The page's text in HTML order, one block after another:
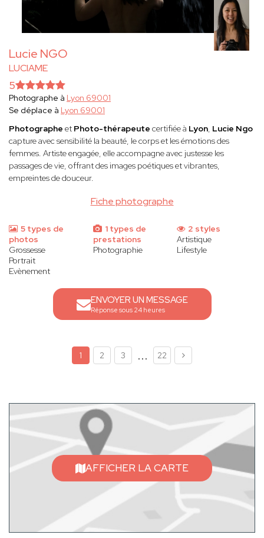
Lucie NGO
LUCIAME
Fiche photographe
5
Photographe à Lyon 69001
Se déplace à Lyon 69001
Photographe et Photo-thérapeute certifiée à Lyon, Lucie Ngo
capture avec sensibilité la beauté, le corps et les émotions des
femmes. Artiste engagée, elle accompagne avec justesse les
passages de vie, offrant des images poétiques et vibrantes,
empreintes de douceur.
5 types de
photos
Grossesse
Portrait
Evènement
1 types de
prestations
Photographie
2 styles
Artistique
Lifestyle
ENVOYER UN MESSAGE
Réponse sous 24 heures
1 2 3 ... 22
AFFICHER LA CARTE